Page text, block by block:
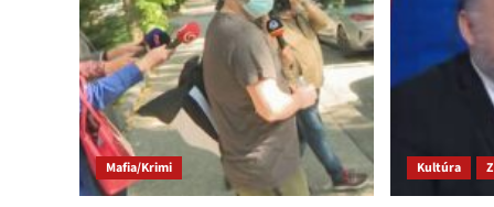
Nemecka
s
vreckovým
1000€
len
Mafia/Krimi Kultúra